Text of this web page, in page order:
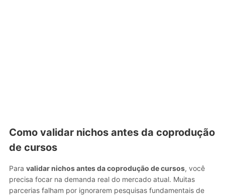
Como validar nichos antes da coprodução
de cursos
Para validar nichos antes da coprodução de cursos, você
precisa focar na demanda real do mercado atual. Muitas
parcerias falham por ignorarem pesquisas fundamentais de